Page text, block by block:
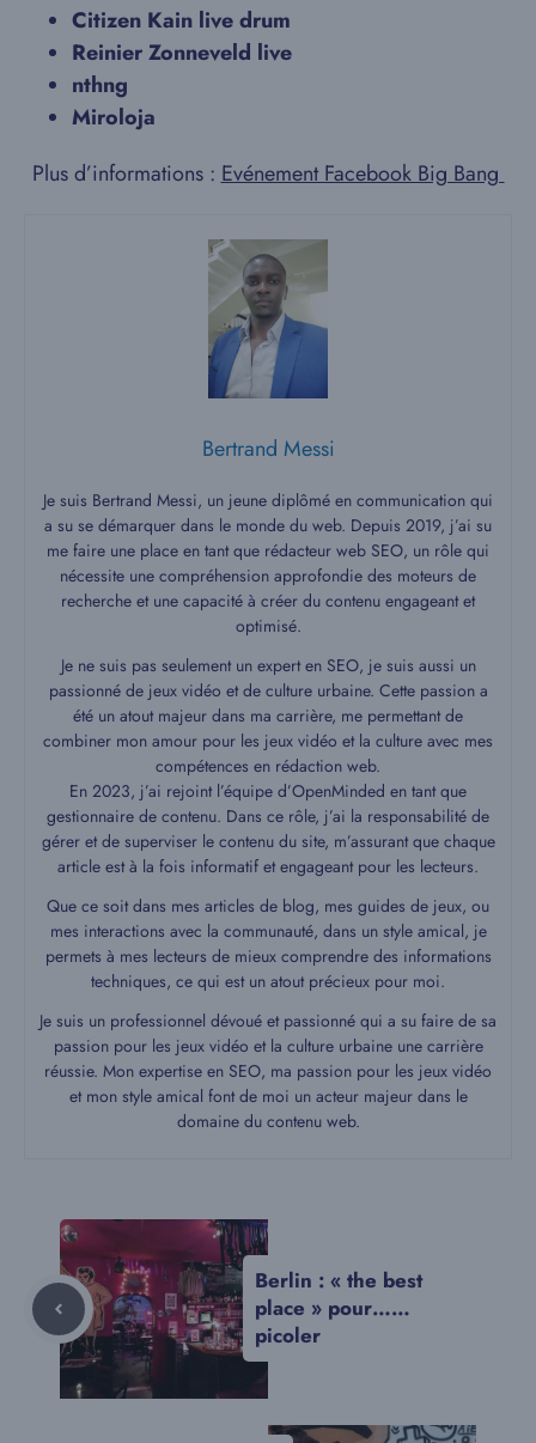
Citizen Kain live drum
Reinier Zonneveld live
nthng
Miroloja
Plus d’informations : Evénement Facebook Big Bang
Bertrand Messi
Je suis Bertrand Messi, un jeune diplômé en communication qui
a su se démarquer dans le monde du web. Depuis 2019, j’ai su
me faire une place en tant que rédacteur web SEO, un rôle qui
nécessite une compréhension approfondie des moteurs de
recherche et une capacité à créer du contenu engageant et
optimisé.
Je ne suis pas seulement un expert en SEO, je suis aussi un
passionné de jeux vidéo et de culture urbaine. Cette passion a
été un atout majeur dans ma carrière, me permettant de
combiner mon amour pour les jeux vidéo et la culture avec mes
compétences en rédaction web.
En 2023, j’ai rejoint l’équipe d’OpenMinded en tant que
gestionnaire de contenu. Dans ce rôle, j’ai la responsabilité de
gérer et de superviser le contenu du site, m’assurant que chaque
article est à la fois informatif et engageant pour les lecteurs.
Que ce soit dans mes articles de blog, mes guides de jeux, ou
mes interactions avec la communauté, dans un style amical, je
permets à mes lecteurs de mieux comprendre des informations
techniques, ce qui est un atout précieux pour moi.
Je suis un professionnel dévoué et passionné qui a su faire de sa
passion pour les jeux vidéo et la culture urbaine une carrière
réussie. Mon expertise en SEO, ma passion pour les jeux vidéo
et mon style amical font de moi un acteur majeur dans le
domaine du contenu web.
Berlin : « the best
place » pour……
picoler